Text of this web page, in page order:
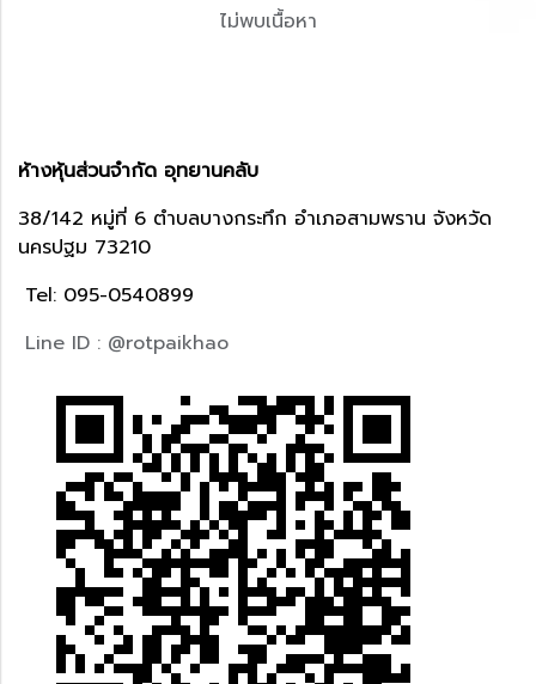
ไม่พบเนื้อหา
ห้างหุ้นส่วนจำกัด อุทยานคลับ
38/142 หมู่ที่ 6 ตำบลบางกระทึก อำเภอสามพราน จังหวัด
นครปฐม 73210
Tel: 095-0540899
Line ID : @rotpaikhao